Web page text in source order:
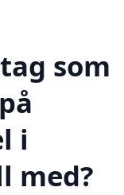
som
i
med?